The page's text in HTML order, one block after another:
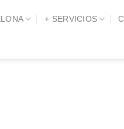
+ SERVICIOS
QUE REVALORIZAN